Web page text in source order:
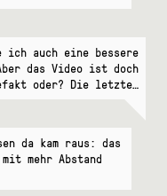
ich auch eine bessere
das Video ist doch
oder? Die letzte…
da kam raus: das
mehr Abstand